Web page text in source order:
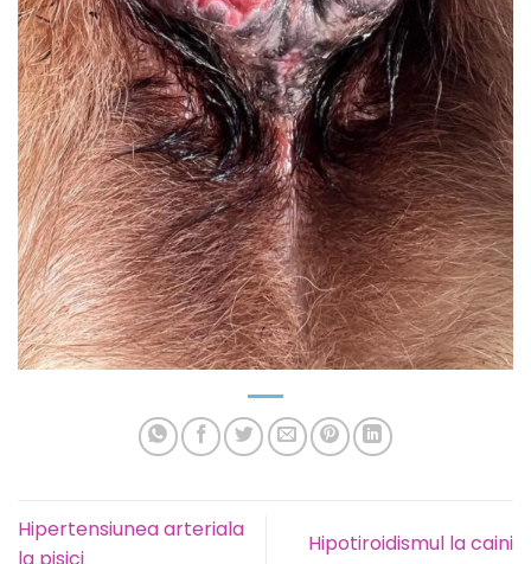
Hipertensiunea arteriala
Hipotiroidismul la caini